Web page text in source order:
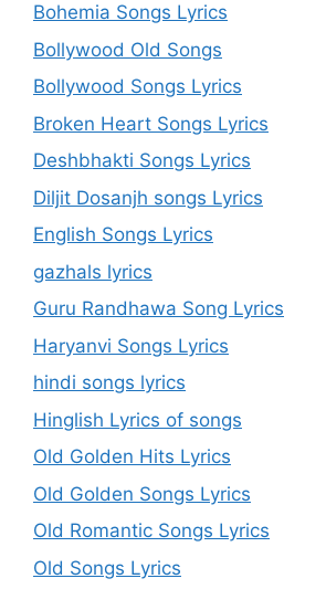
Bohemia Songs Lyrics
Bollywood Old Songs
Bollywood Songs Lyrics
Broken Heart Songs Lyrics
Deshbhakti Songs Lyrics
Diljit Dosanjh songs Lyrics
English Songs Lyrics
gazhals lyrics
Guru Randhawa Song Lyrics
Haryanvi Songs Lyrics
hindi songs lyrics
Hinglish Lyrics of songs
Old Golden Hits Lyrics
Old Golden Songs Lyrics
Old Romantic Songs Lyrics
Old Songs Lyrics